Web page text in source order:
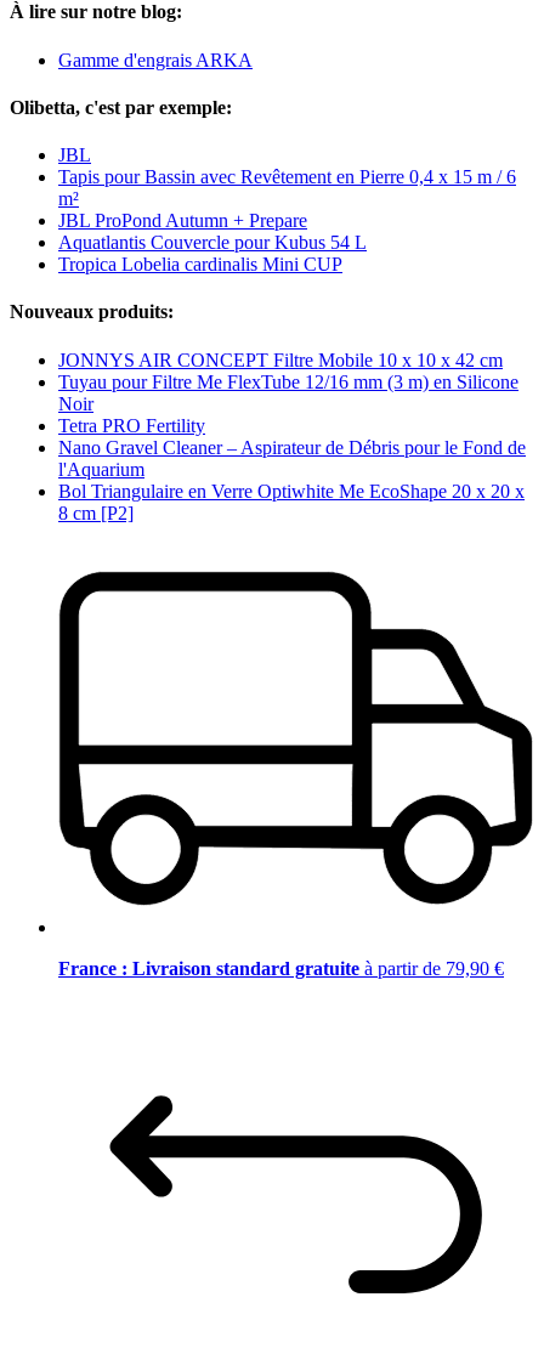
À lire sur notre blog:
Gamme d'engrais ARKA
Olibetta, c'est par exemple:
JBL
Tapis pour Bassin avec Revêtement en Pierre 0,4 x 15 m / 6
m²
JBL ProPond Autumn + Prepare
Aquatlantis Couvercle pour Kubus 54 L
Tropica Lobelia cardinalis Mini CUP
Nouveaux produits:
JONNYS AIR CONCEPT Filtre Mobile 10 x 10 x 42 cm
Tuyau pour Filtre Me FlexTube 12/16 mm (3 m) en Silicone
Noir
Tetra PRO Fertility
Nano Gravel Cleaner – Aspirateur de Débris pour le Fond de
l'Aquarium
Bol Triangulaire en Verre Optiwhite Me EcoShape 20 x 20 x
8 cm [P2]
France : Livraison standard gratuite à partir de 79,90 €